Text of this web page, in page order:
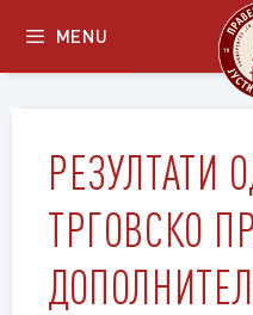
content
MENU
РЕЗУЛТАТИ
ТРГОВСКО